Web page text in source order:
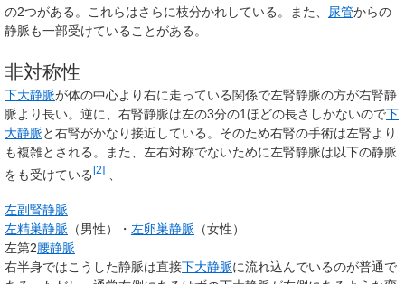
の2つがある。これらはさらに枝分かれしている。また、
尿管からの
静脈も一部受けていることがある。
非対称性
下大静脈が体の中心より右に走っている関係で左腎静脈の方が右腎静
脈より長い。逆に、右腎静脈は左の3分の1ほどの長さしかないので下
大静脈と右腎がかなり接近している。そのため右腎の手術は左腎より
も複雑とされる。また、左右対称でないために左腎静脈は以下の静脈
をも受けている[2]
左副腎静脈
左精巣静脈 （男性）・ 左卵巣静脈 （女性）
左第2腰静脈
右半身ではこうした静脈は直接下大静脈に流れ込んでいるのが普通で